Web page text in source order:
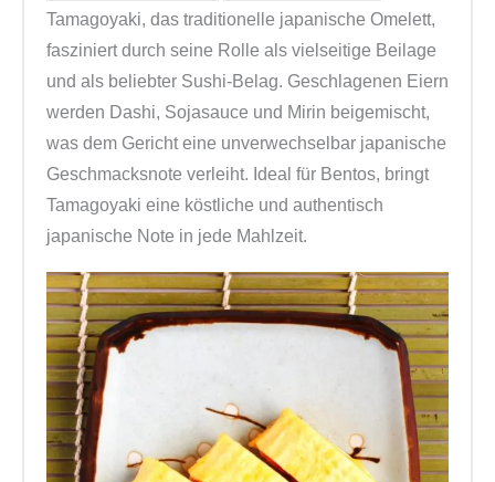
Tamagoyaki, das traditionelle japanische Omelett,
fasziniert durch seine Rolle als vielseitige Beilage
und als beliebter Sushi-Belag. Geschlagenen Eiern
werden Dashi, Sojasauce und Mirin beigemischt,
was dem Gericht eine unverwechselbar japanische
Geschmacksnote verleiht. Ideal für Bentos, bringt
Tamagoyaki eine köstliche und authentisch
japanische Note in jede Mahlzeit.